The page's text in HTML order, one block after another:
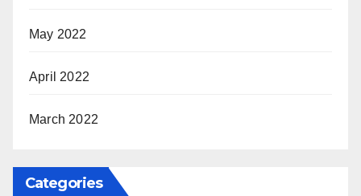
May 2022
April 2022
March 2022
Categories